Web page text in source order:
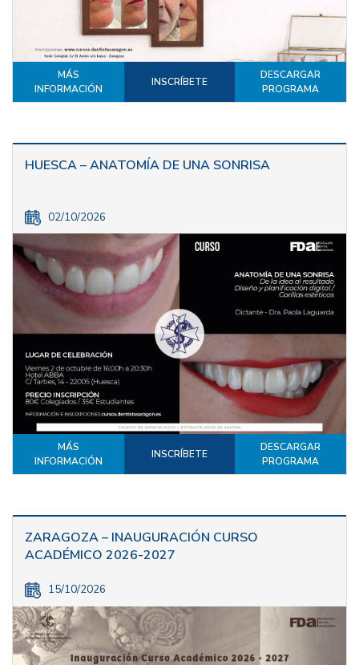
MÁS
INFORMACIÓN
INSCRÍBETE
DESCARGAR
PROGRAMA
HUESCA – ANATOMÍA DE UNA SONRISA
02/10/2026
MÁS
INFORMACIÓN
INSCRÍBETE
DESCARGAR
PROGRAMA
ZARAGOZA – INAUGURACIÓN CURSO
ACADÉMICO 2026-2027
15/10/2026